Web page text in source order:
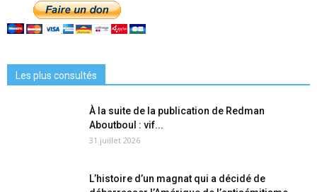
Les plus consultés
À la suite de la publication de Redman
Aboutboul : vif...
31 juillet 2026
L’histoire d’un magnat qui a décidé de